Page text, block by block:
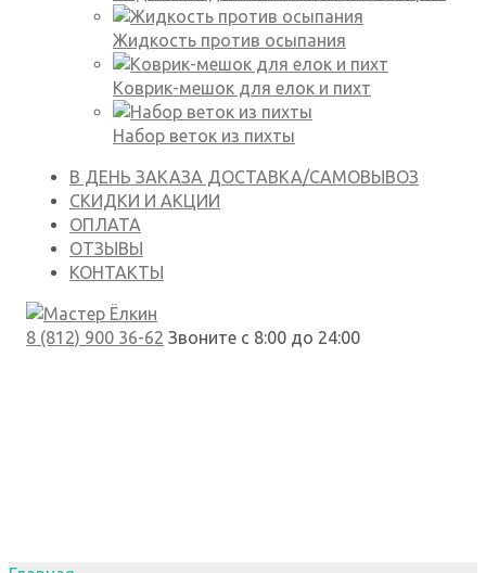
Жидкость против осыпания
Коврик-мешок для елок и пихт
Набор веток из пихты
В ДЕНЬ ЗАКАЗА ДОСТАВКА/САМОВЫВОЗ
СКИДКИ И АКЦИИ
ОПЛАТА
ОТЗЫВЫ
КОНТАКТЫ
8 (812) 900 36-62 Звоните с 8:00 до 24:00